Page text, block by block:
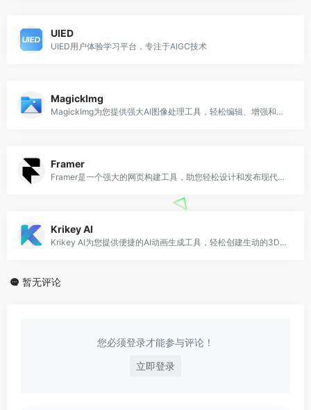
UIED
UIED用户体验学习平台，专注于AIGC技术
MagickImg
MagickImg为您提供强大AI图像处理工具，轻松编辑、增强和修复图像
Framer
Framer是一个强大的网页构建工具，助您轻松设计和发布现代网站
Krikey AI
Krikey AI为您提供便捷的AI动画生成工具，轻松创建生动的3D动画视频
暂无评论
您必须登录才能参与评论！
立即登录